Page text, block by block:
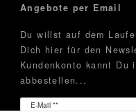
Angebote per Email
Du willst auf dem
Dich hier für den
Kundenkonto kannt Du
abbestellen...
E-Mail **
Newsletter